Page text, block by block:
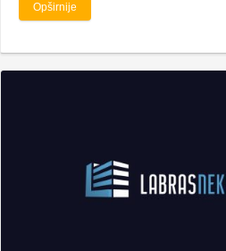
Opširnije